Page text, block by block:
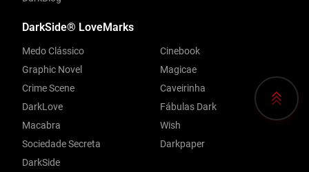
DarkSide® LoveMarks
Medo Clássico
Graphic Novel
Crime Scene
DarkLove
Macabra
Sociedade Secreta
DarkSide
Cinebook
Magicae
Caveirinha
Fábulas Dark
Wish
Darkpaper